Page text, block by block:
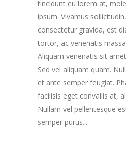
tincidunt eu lorem at,
ipsum. Vivamus
consectetur gravida, est
tortor, ac venenatis
Aliquam venenatis sit
Sed vel aliquam quam.
et ante semper feugiat.
facilisis eget convallis at,
Nullam vel pellentesque
semper purus...